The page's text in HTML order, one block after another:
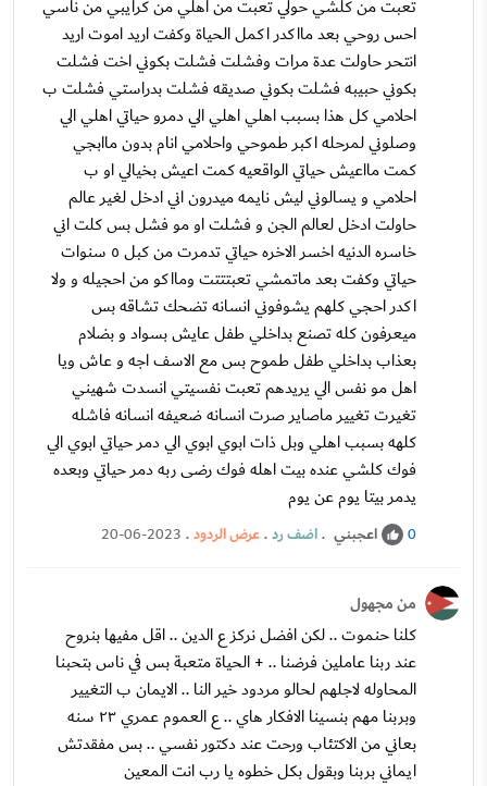
تعبت من كلشي حولي تعبت من اهلي من كرايبي من ناسي
احس روحي بعد مااكدر اكمل الحياة وكفت اريد اموت اريد
انتحر حاولت عدة مرات وفشلت فشلت بكوني اخت فشلت
بكوني حبيبه فشلت بكوني صديقه فشلت بدراستي فشلت ب
احلامي كل هذا بسبب اهلي اهلي الي دمرو حياتي اهلي الي
وصلوني لمرحله اكبر طموحي واحلامي انام بدون ماابجي
كمت مااعيش حياتي الواقعيه كمت اعيش بخيالي او ب
احلامي و يسالوني ليش نايمه ميدرون اني ادخل لغير عالم
حاولت ادخل لعالم الجن و فشلت او مو فشل بس كلت اني
خاسره الدنيه اخسر الاخره حياتي تدمرت من كبل ٥ سنوات
حياتي وكفت بعد ماتمشي تعبتتتت ومااكو من احجيله و ولا
اكدر احجي كلهم يشوفوني انسانه تضحك تشاقه بس
ميعرفون كله تصنع بداخلي طفل عايش بسواد و بضلام
بعذاب بداخلي طفل طموح بس مع الاسف اجه و عاش ويا
اهل مو نفس الي يريدهم تعبت نفسيتي انسدت شهيني
تغيرت تغيير ماصاير صرت انسانه ضعيفه انسانه فاشله
كلهه بسبب اهلي وبل ذات ابوي ابوي الي دمر حياتي ابوي الي
فوك كلشي عنده بيت اهله فوك رضى ربه دمر حياتي وبعده
يدمر بيتا يوم عن يوم
0 اعجبني .اضف رد.عرض الردود.
20-06-2023
من مجهول
كلنا حنموت .. لكن افضل نركز ع الدين .. اقل مفيها بنروح
عند ربنا عاملين فرضنا .. + الحياة متعبة بس في ناس بتحبنا
المحاوله لاجلهم لحالو مردود خير النا .. الايمان ب التغيير
وبربنا مهم بنسينا الافكار هاي .. ع العموم عمري ٢٣ سنه
بعاني من الاكتئاب ورحت عند دكتور نفسي .. بس مفقدتش
ايماني بربنا وبقول بكل خطوه يا رب انت المعين